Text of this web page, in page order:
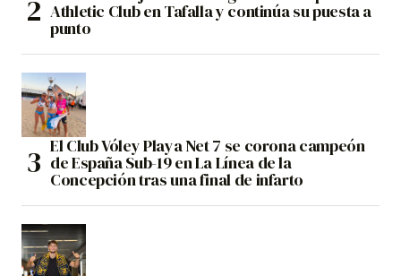
Athletic Club en Tafalla y continúa su puesta a
punto
El Club Vóley Playa Net 7 se corona campeón
de España Sub-19 en La Línea de la
Concepción tras una final de infarto